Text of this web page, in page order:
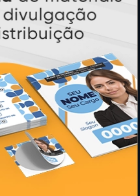
crédito terá valor adicional.
ter acréscimo.
de acordo com prestador de
pertinente.